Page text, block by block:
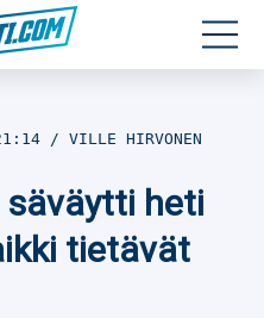
VILLE HIRVONEN
heti
tietävät